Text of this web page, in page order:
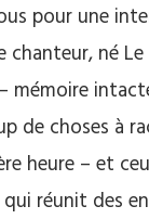
pour une
chanteur, né
mémoire
de choses à
heure – et
réunit des